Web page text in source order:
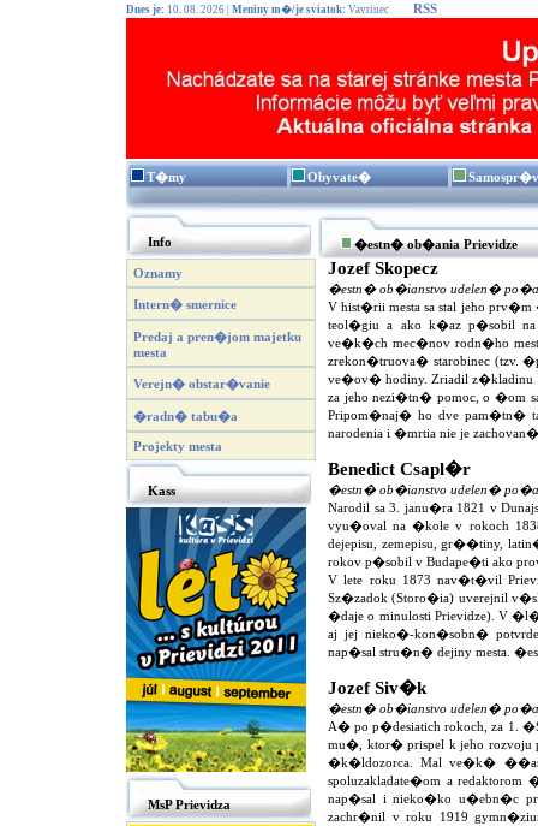
Dnes je: 10. 08. 2026 | Meniny m�/je sviatok: Vavrinec RSS
T�my Obyvate�
Info
Oznamy
Intern� smernice
Predaj a pren�jom majetku
mesta
Verejn� obstar�vanie
�radn� tabu�a
Projekty mesta
Kass
MsP Prievidza
�estn� ob�ania Prievidze
Jozef Skopecz
�estn� ob�ianstvo udelen�
V hist�rii mesta sa stal jeho
teol�giu a ako k�az p�sobil
ve�k�ch mec�nov rodn�ho
zrekon�truova� starobinec (tzv.
ve�ov� hodiny. Zriadil
za jeho nezi�tn� pomoc, o �om
Pripom�naj� ho dve pam�tn�
narodenia i �mrtia nie je
Benedict Csapl�r
�estn� ob�ianstvo udelen�
Narodil sa 3. janu�ra 1821 v
vyu�oval na �kole v rokoch
dejepisu, zemepisu, gr��tiny,
rokov p�sobil v Budape�ti ako
V lete roku 1873 nav�t�vil
Sz�zadok (Storo�ia) uverejnil
�daje o minulosti Prievidze). V
aj jej nieko�-kon�sobn�
nap�sal stru�n� dejiny mesta.
Jozef Siv�k
�estn� ob�ianstvo udelen�
A� po p�desiatich rokoch, za 1.
mu�, ktor� prispel k jeho rozvoju
�k�ldozorca. Mal ve�k�
spoluzakladate�om a
nap�sal i nieko�ko u�ebn�c
zachr�nil v roku 1919